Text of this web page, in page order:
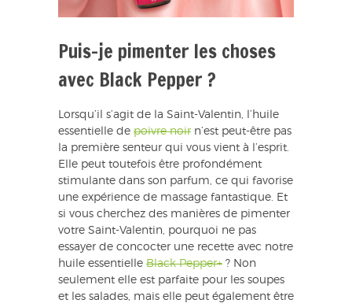
Puis-je pimenter les choses
avec Black Pepper ?
Lorsqu’il s’agit de la Saint-Valentin, l’huile
essentielle de poivre noir n’est peut-être pas
la première senteur qui vous vient à l’esprit.
Elle peut toutefois être profondément
stimulante dans son parfum, ce qui favorise
une expérience de massage fantastique. Et
si vous cherchez des manières de pimenter
votre Saint-Valentin, pourquoi ne pas
essayer de concocter une recette avec notre
huile essentielle Black Pepper+ ? Non
seulement elle est parfaite pour les soupes
et les salades, mais elle peut également être